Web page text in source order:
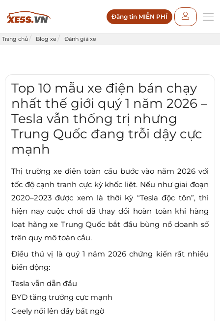
Đăng tin MIỄN PHÍ
Trang chủ Blog xe Đánh giá xe
Top 10 mẫu xe điện bán chạy
nhất thế giới quý 1 năm 2026 –
Tesla vẫn thống trị nhưng
Trung Quốc đang trỗi dậy cực
mạnh
Thị trường xe điện toàn cầu bước vào năm 2026 với
tốc độ cạnh tranh cực kỳ khốc liệt. Nếu như giai đoạn
2020–2023 được xem là thời kỳ “Tesla độc tôn”, thì
hiện nay cuộc chơi đã thay đổi hoàn toàn khi hàng
loạt hãng xe Trung Quốc bắt đầu bùng nổ doanh số
trên quy mô toàn cầu.
Điều thú vị là quý 1 năm 2026 chứng kiến rất nhiều
biến động:
Tesla vẫn dẫn đầu
BYD tăng trưởng cực mạnh
Geely nổi lên đầy bất ngờ